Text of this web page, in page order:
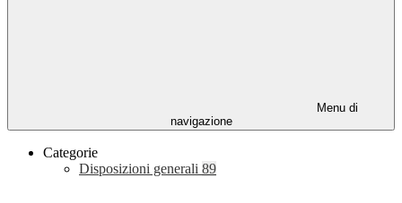
Menu di
navigazione
Categorie
Disposizioni generali 89